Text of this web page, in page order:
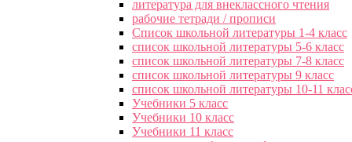
литература для внеклассного чтения
рабочие тетради / прописи
Список школьной литературы 1-4 класс
список школьной литературы 5-6 класс
список школьной литературы 7-8 класс
список школьной литературы 9 класс
список школьной литературы 10-11
Учебники 5 класс
Учебники 10 класс
Учебники 11 класс